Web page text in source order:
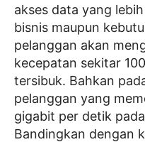
akses data yang
bisnis maupun
pelanggan akan
kecepatan sekitar
tersibuk. Bahkan
pelanggan yang
gigabit per detik
Bandingkan dengan